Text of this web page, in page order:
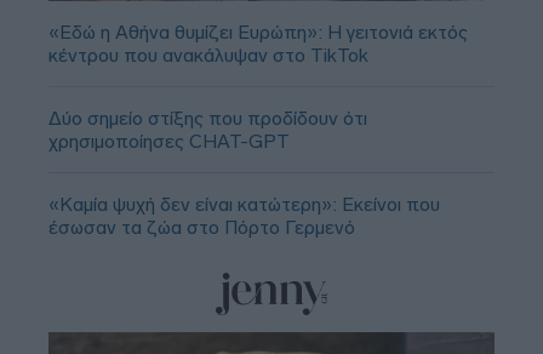
«Εδώ η Αθήνα θυμίζει Ευρώπη»: H γειτονιά εκτός
κέντρου που ανακάλυψαν στο TikTok
Δύο σημείο στίξης που προδίδουν ότι
χρησιμοποίησες CHAT-GPT
«Καμία ψυχή δεν είναι κατώτερη»: Εκείνοι που
έσωσαν τα ζώα στο Πόρτο Γερμενό